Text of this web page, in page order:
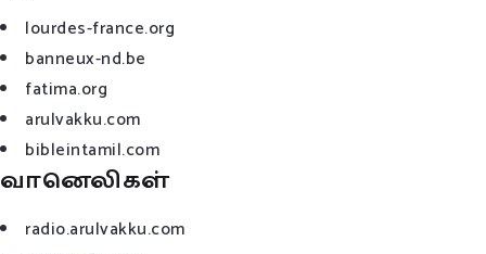
lourdes-france.org
banneux-nd.be
fatima.org
arulvakku.com
bibleintamil.com
வானெலிகள்
radio.arulvakku.com